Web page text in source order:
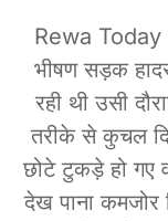
Rewa Today
भीषण सड़क
रही थी उसी
तरीके से कुचल
छोटे टुकड़े हो गए
देख पाना कमजोर